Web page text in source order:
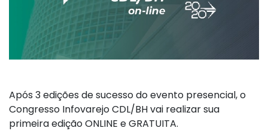
Após 3 edições de sucesso do evento presencial, o
Congresso Infovarejo CDL/BH vai realizar sua
primeira edição ONLINE e GRATUITA.